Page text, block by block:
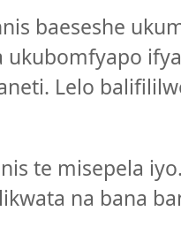
baeseshe
ukubomfyapo
Lelo
te misepela
na bana